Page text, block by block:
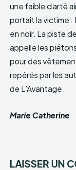
une faible clarté
portait la victime
en noir. La piste
appelle les
pour des
repérés par les
de L’Avantage.
Marie Catherine
LAISSER UN